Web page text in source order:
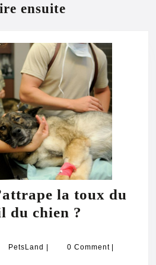
ensuite
la toux du
du chien ?
la
PetsLand PetsLand0 Comment